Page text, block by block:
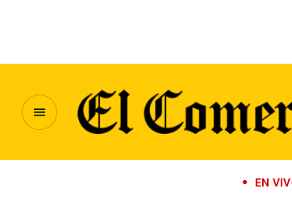
EN